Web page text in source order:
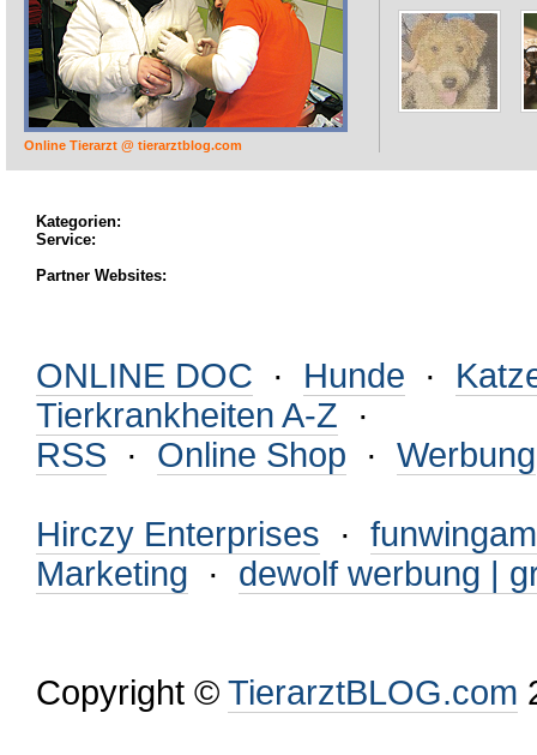
Online Tierarzt @ tierarztblog.com
Kategorien:
Service:
Partner Websites:
ONLINE DOC · Hunde ·
Tierkrankheiten A-Z ·
RSS · Online Shop · Werbung
Hirczy Enterprises ·
Marketing · dewolf werbung |
Copyright © TierarztBLOG.com